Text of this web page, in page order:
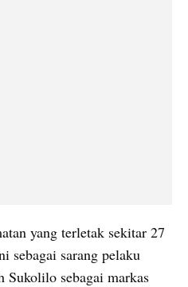
yang terletak sekitar 27
sebagai sarang pelaku
sebagai markas